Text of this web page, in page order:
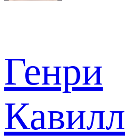
Генри
Кавилл